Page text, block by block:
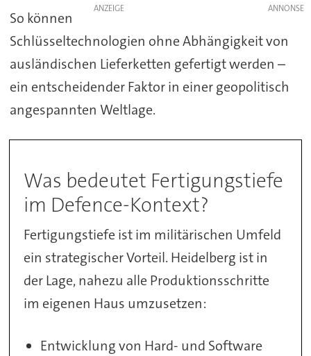
ANZEIGE
So können
Schlüsseltechnologien ohne Abhängigkeit von
ausländischen Lieferketten gefertigt werden –
ein entscheidender Faktor in einer geopolitisch
angespannten Weltlage.
Was bedeutet Fertigungstiefe
im Defence-Kontext?
Fertigungstiefe ist im militärischen Umfeld
ein strategischer Vorteil. Heidelberg ist in
der Lage, nahezu alle Produktionsschritte
im eigenen Haus umzusetzen:
Entwicklung von Hard- und Software